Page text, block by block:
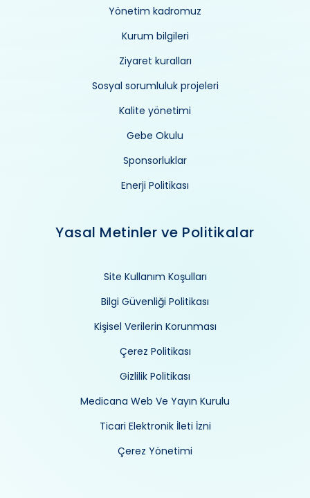
Yönetim kadromuz
Kurum bilgileri
Ziyaret kuralları
Sosyal sorumluluk projeleri
Kalite yönetimi
Gebe Okulu
Sponsorluklar
Enerji Politikası
Yasal Metinler ve Politikalar
Site Kullanım Koşulları
Bilgi Güvenliği Politikası
Kişisel Verilerin Korunması
Çerez Politikası
Gizlilik Politikası
Medicana Web Ve Yayın Kurulu
Ticari Elektronik İleti İzni
Çerez Yönetimi